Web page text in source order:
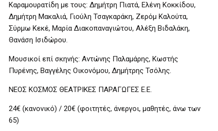
Καραμουρατίδη με τους: Δημήτρη Πιατά, Ελένη Κοκκίδου,
Δημήτρη Μακαλιά, Γιούλη Τσαγκαράκη, Ζερόμ Καλούτα,
Σύρμω Κεκέ, Μαρία Διακοπαναγιώτου, Αλέξη Βιδαλάκη,
Θανάση Ισιδώρου.
Μουσικοί επί σκηνής: Αντώνης Παλαμάρης, Κωστής
Πυρένης, Βαγγέλης Οικονόμου, Δημήτρης Τσόλης.
ΝΕΟΣ ΚΟΣΜΟΣ ΘΕΑΤΡΙΚΕΣ ΠΑΡΑΓΩΓΕΣ Ε.Ε.
24€ (κανονικό) / 20€ (φοιτητές, άνεργοι, μαθητές, άνω των
65)